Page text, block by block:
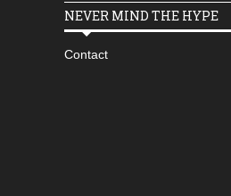
NEVER MIND THE HYPE
Contact